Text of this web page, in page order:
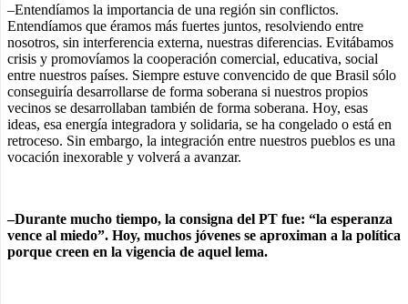
–Entendíamos la importancia de una región sin conflictos.
Entendíamos que éramos más fuertes juntos, resolviendo entre
nosotros, sin interferencia externa, nuestras diferencias. Evitábamos
crisis y promovíamos la cooperación comercial, educativa, social
entre nuestros países. Siempre estuve convencido de que Brasil sólo
conseguiría desarrollarse de forma soberana si nuestros propios
vecinos se desarrollaban también de forma soberana. Hoy, esas
ideas, esa energía integradora y solidaria, se ha congelado o está en
retroceso. Sin embargo, la integración entre nuestros pueblos es una
vocación inexorable y volverá a avanzar.
–Durante mucho tiempo, la consigna del PT fue: “la esperanza
vence al miedo”. Hoy, muchos jóvenes se aproximan a la política
porque creen en la vigencia de aquel lema.